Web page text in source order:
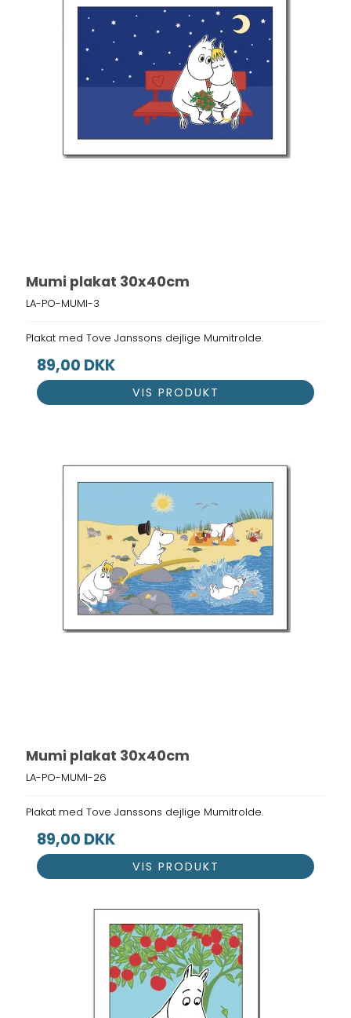
Mumi plakat 30x40cm
LA-PO-MUMI-3
Plakat med Tove Janssons dejlige Mumitrolde.
89,00 DKK
VIS PRODUKT
Mumi plakat 30x40cm
LA-PO-MUMI-26
Plakat med Tove Janssons dejlige Mumitrolde.
89,00 DKK
VIS PRODUKT